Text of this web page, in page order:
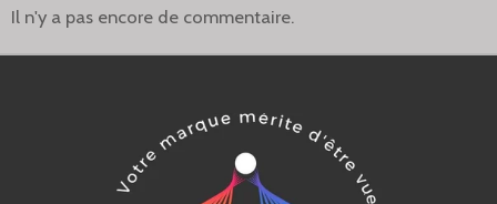
Il n'y a pas encore de commentaire.